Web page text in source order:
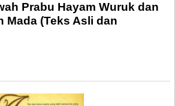
Prabu Hayam Wuruk dan
Mada (Teks Asli dan